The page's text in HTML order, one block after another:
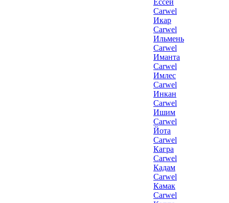
Ессей
Carwel
Икар
Carwel
Ильмень
Carwel
Иманта
Carwel
Имлес
Carwel
Инкан
Carwel
Ишим
Carwel
Йота
Carwel
Кагра
Carwel
Кадам
Carwel
Камак
Carwel